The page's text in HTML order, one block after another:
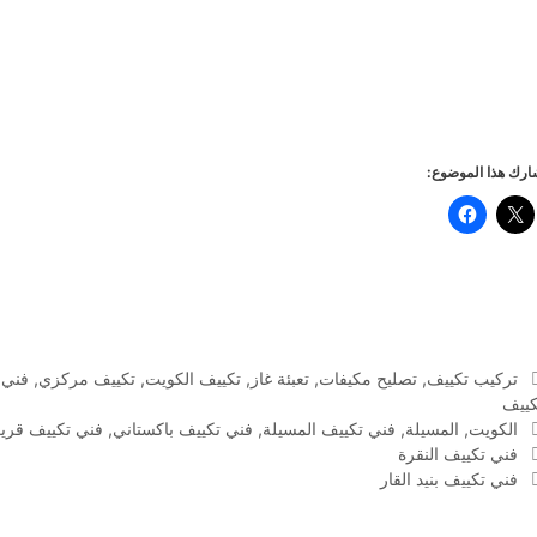
هذا الموضوع:
التصنيفات
تركيب تكييف, تصليح مكيفات, تعبئة غاز , تكييف الكويت, تكييف مركزي,
الوسوم
الكويت, المسيلة, فني تكييف المسيلة, فني تكييف باكستاني, فني تكييف
فني تكييف النقرة
فني تكييف بنيد القار